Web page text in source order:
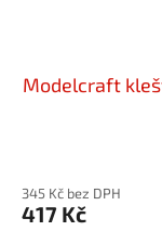
Modelcraft
345 Kč bez DPH
417 Kč